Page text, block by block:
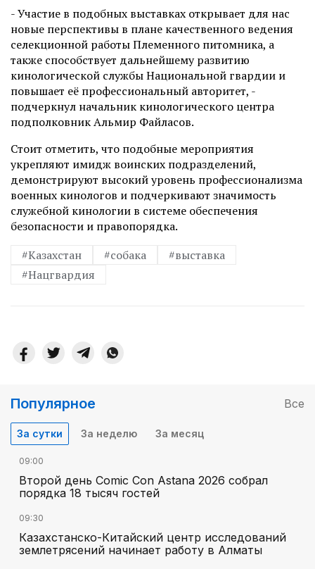
- Участие в подобных выставках открывает для нас
новые перспективы в плане качественного ведения
селекционной работы Племенного питомника, а
также способствует дальнейшему развитию
кинологической службы Национальной гвардии и
повышает её профессиональный авторитет, -
подчеркнул начальник кинологического центра
подполковник Альмир Файласов.
Стоит отметить, что подобные мероприятия
укрепляют имидж воинских подразделений,
демонстрируют высокий уровень профессионализма
военных кинологов и подчеркивают значимость
служебной кинологии в системе обеспечения
безопасности и правопорядка.
#Казахстан
#собака
#выставка
#Нацгвардия
Популярное Все
За сутки За неделю За месяц
09:00
Второй день Comic Con Astana 2026 собрал
порядка 18 тысяч гостей
09:30
Казахстанско-Китайский центр исследований
землетрясений начинает работу в Алматы